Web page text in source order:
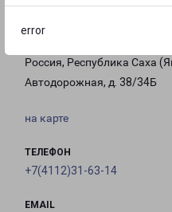
error
Россия, Республика Саха
Автодорожная, д. 38/34Б
на карте
ТЕЛЕФОН
+7(4112)31-63-14
EMAIL